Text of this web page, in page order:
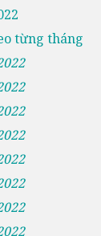
từng tháng